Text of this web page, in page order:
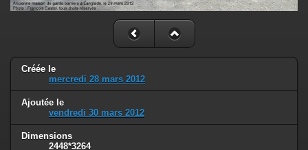
Créée le
mercredi 28 mars 2012
Ajoutée le
vendredi 30 mars 2012
Dimensions
2448*3264